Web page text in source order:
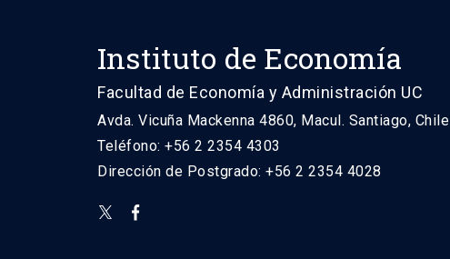
Instituto de Economía
Facultad de Economía y Administración UC
Avda. Vicuña Mackenna 4860, Macul. Santiago, Chile
Teléfono: +56 2 2354 4303
Dirección de Postgrado: +56 2 2354 4028